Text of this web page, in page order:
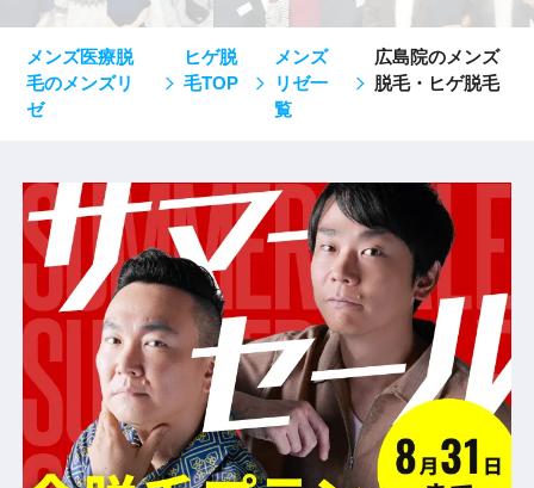
メンズ医療脱
毛のメンズリ
ゼ
ヒゲ脱
毛TOP
メンズ
リゼ一
覧
広島院のメンズ
脱毛・ヒゲ脱毛